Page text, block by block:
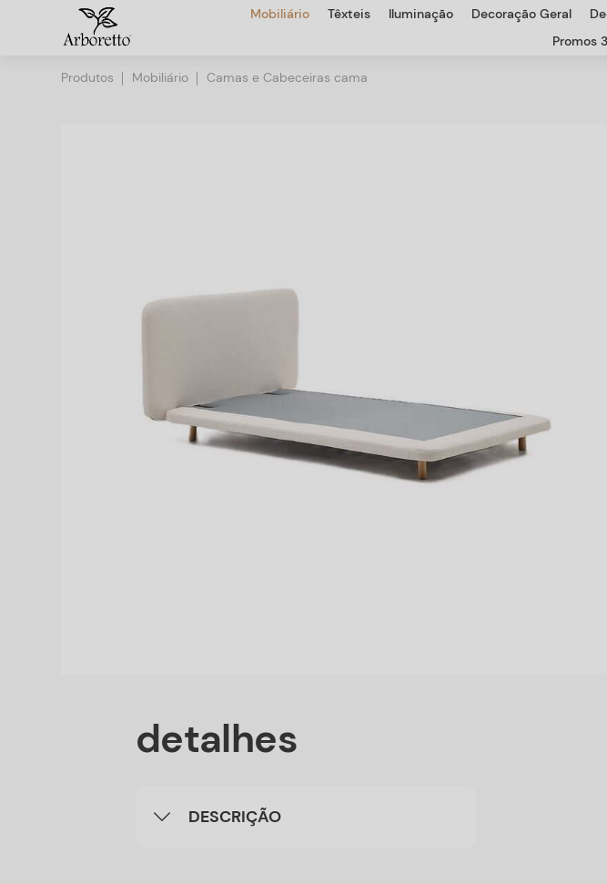
Mobiliário Têxteis Iluminação Decoração Geral
Promos
Produtos Mobiliário Camas e Cabeceiras cama
detalhes
DESCRIÇÃO